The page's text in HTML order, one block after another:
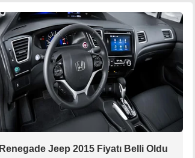
Renegade Jeep 2015 Fiyatı Belli Oldu